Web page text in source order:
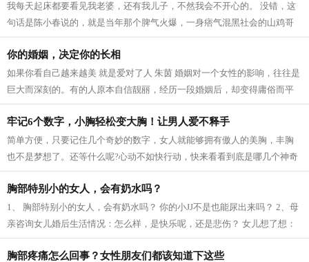
我每天起床都要看见我老婆，还有我儿子，不然我会不开心的。 没错，这
句话是陈小春说的，就是当年那个脾气火爆，一身痞气混黑社会的山鸡哥
说的。 爱情或许就是一物降一物，如...
你的婚姻，决定你的长相
如果你看自己越来越美 就是爱对了人 朱茵 婚姻对一个女性的影响，往往是
巨大而深刻的。有的人原本自信靓丽，经历一段婚姻后，却变得庸俗而平
凡；有的人原本平平无奇，经历一段...
牢记6个数字，小胸轻松变大胸！让男人爱不释手
简单方便，只要记住几个奇妙的数字，女人就能够拥有傲人的美胸，丰胸
也不是梦想了。还等什么呢?心动不如快行动，快来看看到底是哪几个神奇
的数字吧！还来看看它们神奇在哪里！...
胸部特别小的女人，会有奶水吗？
1、 胸部特别小的女人，会有奶水吗？ 你的小JJ不是也能尿出来吗？ 2、母
亲咨询女儿婚后生活情况：怎么样，是快乐呢，还是悲伤？ 女儿想了想：
太快不乐。 3、时代真不同了：从前是...
胸部疼痛怎么回事？女性朋友们都该知道下这些